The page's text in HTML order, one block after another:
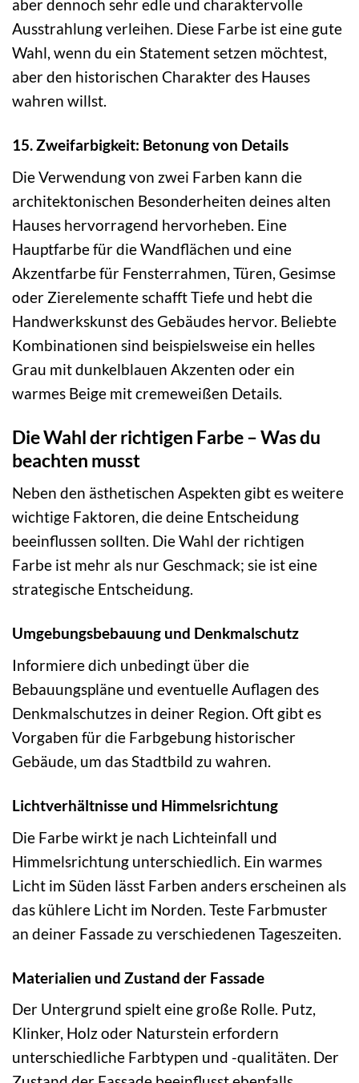
aber dennoch sehr edle und charaktervolle
Ausstrahlung verleihen. Diese Farbe ist eine gute
Wahl, wenn du ein Statement setzen möchtest,
aber den historischen Charakter des Hauses
wahren willst.
15. Zweifarbigkeit: Betonung von Details
Die Verwendung von zwei Farben kann die
architektonischen Besonderheiten deines alten
Hauses hervorragend hervorheben. Eine
Hauptfarbe für die Wandflächen und eine
Akzentfarbe für Fensterrahmen, Türen, Gesimse
oder Zierelemente schafft Tiefe und hebt die
Handwerkskunst des Gebäudes hervor. Beliebte
Kombinationen sind beispielsweise ein helles
Grau mit dunkelblauen Akzenten oder ein
warmes Beige mit cremeweißen Details.
Die Wahl der richtigen Farbe – Was du
beachten musst
Neben den ästhetischen Aspekten gibt es weitere
wichtige Faktoren, die deine Entscheidung
beeinflussen sollten. Die Wahl der richtigen
Farbe ist mehr als nur Geschmack; sie ist eine
strategische Entscheidung.
Umgebungsbebauung und Denkmalschutz
Informiere dich unbedingt über die
Bebauungspläne und eventuelle Auflagen des
Denkmalschutzes in deiner Region. Oft gibt es
Vorgaben für die Farbgebung historischer
Gebäude, um das Stadtbild zu wahren.
Lichtverhältnisse und Himmelsrichtung
Die Farbe wirkt je nach Lichteinfall und
Himmelsrichtung unterschiedlich. Ein warmes
Licht im Süden lässt Farben anders erscheinen als
das kühlere Licht im Norden. Teste Farbmuster
an deiner Fassade zu verschiedenen Tageszeiten.
Materialien und Zustand der Fassade
Der Untergrund spielt eine große Rolle. Putz,
Klinker, Holz oder Naturstein erfordern
unterschiedliche Farbtypen und -qualitäten. Der